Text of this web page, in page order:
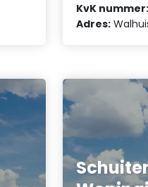
KvK nummer:
Adres: